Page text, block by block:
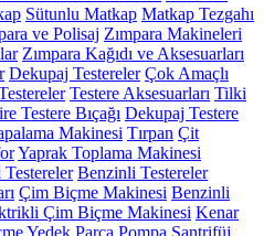
Sütunlu Matkap Matkap Tezgahı
ve Polisaj Zımpara Makineleri
Zımpara Kağıdı ve Aksesuarları
Dekupaj Testereler Çok Amaçlı
Testere Aksesuarları Tilki
Testere Bıçağı Dekupaj Testere
Makinesi Tırpan Çit
Yaprak Toplama Makinesi
Benzinli Testereler
Çim Biçme Makinesi Benzinli
Çim Biçme Makinesi Kenar
Yedek Parça Pompa Santrifüj